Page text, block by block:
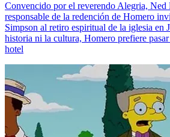
Convencido por el reverendo Alegria, Ned
responsable de la redención de Homero
Simpson al retiro espiritual de la iglesia en
historia ni la cultura, Homero prefiere
hotel